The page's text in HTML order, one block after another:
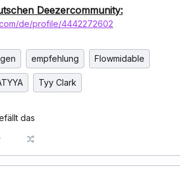
Deezercommunity:
de/profile/4442272602
empfehlung Flowmidable
Tyy Clark
das